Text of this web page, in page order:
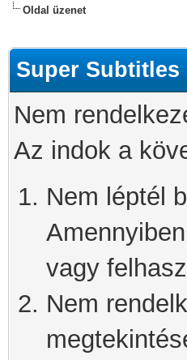
Oldal üzenet
Super
Nem
Az indok a
Nem léptél
vagy
Nem